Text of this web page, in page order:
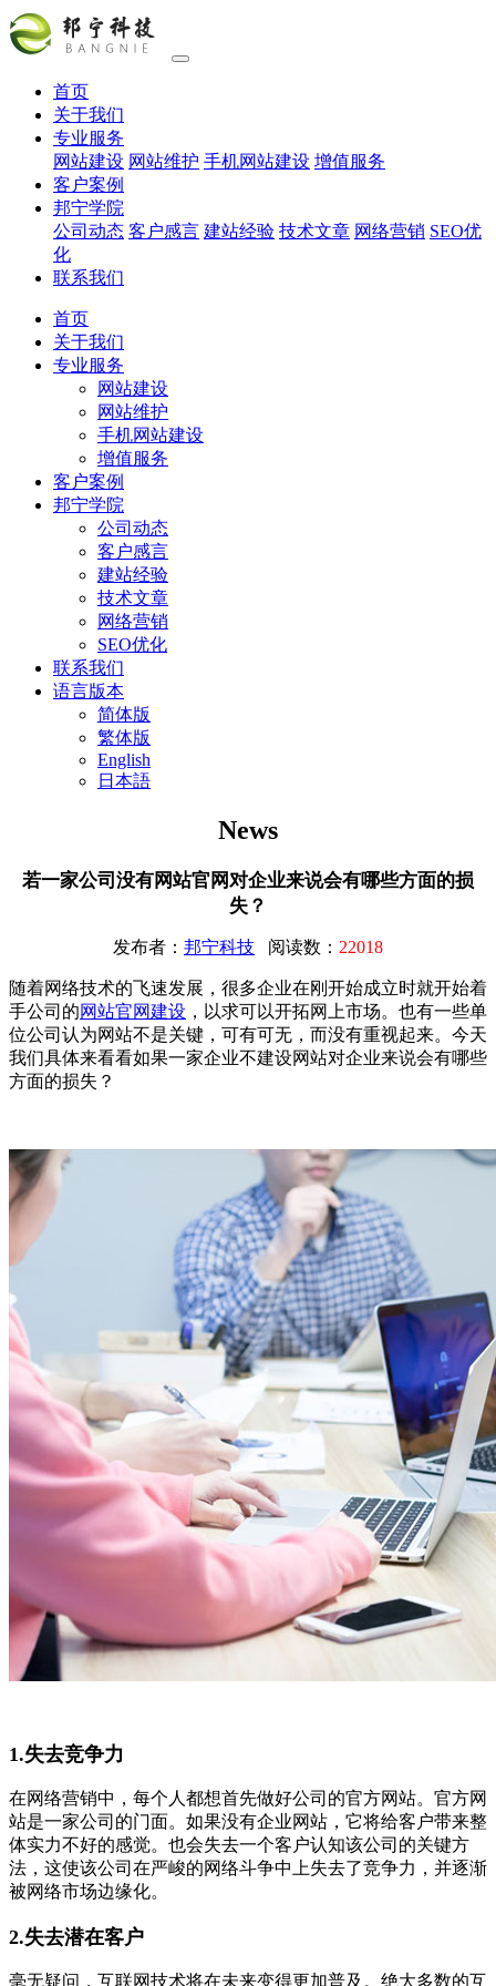
首页
关于我们
专业服务
网站建设 网站维护 手机网站建设 增值服务
客户案例
邦宁学院
公司动态 客户感言 建站经验 技术文章 网络营销 SEO优
化
联系我们
首页
关于我们
专业服务
网站建设
网站维护
手机网站建设
增值服务
客户案例
邦宁学院
公司动态
客户感言
建站经验
技术文章
网络营销
SEO优化
联系我们
语言版本
简体版
繁体版
English
日本語
News
若一家公司没有网站官网对企业来说会有哪些方面的损
失？
发布者： 邦宁科技 阅读数： 22018
随着网络技术的飞速发展，很多企业在刚开始成立时就开始着
手公司的网站官网建设 ，以求可以开拓网上市场。也有一些单
位公司认为网站不是关键，可有可无，而没有重视起来。今天
我们具体来看看如果一家企业不建设网站对企业来说会有哪些
方面的损失？
1.失去竞争力
在网络营销中，每个人都想首先做好公司的官方网站。官方网
站是一家公司的门面。如果没有企业网站，它将给客户带来整
体实力不好的感觉。也会失去一个客户认知该公司的关键方
法，这使该公司在严峻的网络斗争中上失去了竞争力，并逐渐
被网络市场边缘化。
2.失去潜在客户
毫无疑问，互联网技术将在未来变得更加普及。绝大多数的互